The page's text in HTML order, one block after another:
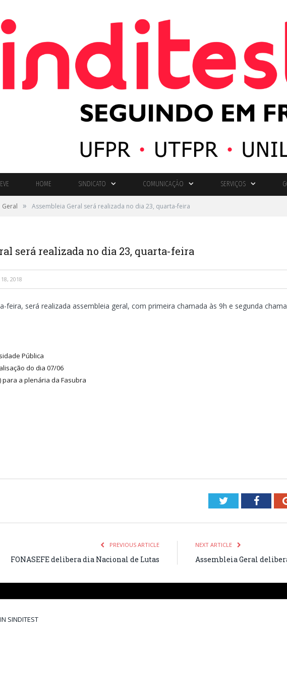
HOME SINDICATO COMUNICAÇÃO SERVIÇOS
Geral » Assembleia Geral será realizada no dia 23, quarta-feira
será realizada no dia 23, quarta-feira
2018
feira, será realizada assembleia geral, com primeira chamada às 9h e segunda
Pública
do dia 07/06
para a plenária da Fasubra
Twitter
PREVIOUS ARTICLE
FONASEFE delibera dia Nacional de Lutas
NEXT ARTICLE
Assembleia Geral
SINDITEST